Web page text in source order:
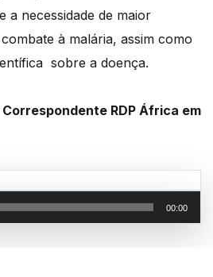
a necessidade de maior
à malária, assim como
sobre a doença.
RDP África em
Reprodutor
de
00:00